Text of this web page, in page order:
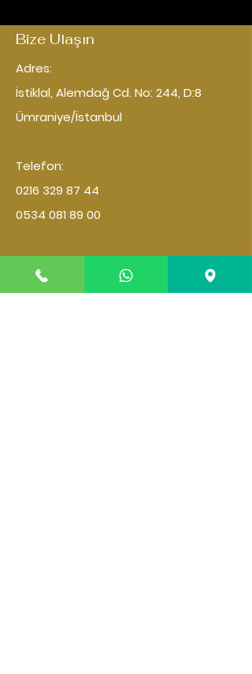
Bize Ulaşın
Adres:
İstiklal, Alemdağ Cd. No: 244, D:8
Ümraniye/İstanbul
Telefon:
0216 329 87 44
0534 081 89 00
Çalışma Saatleri